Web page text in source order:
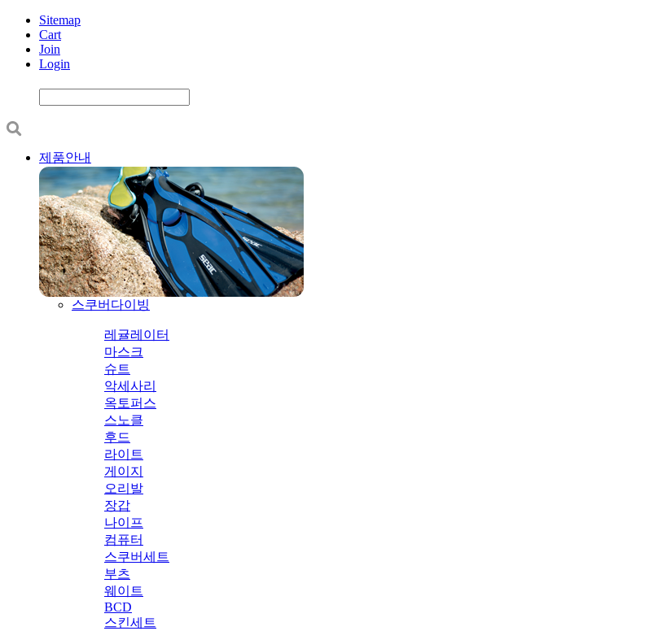
Sitemap
Cart
Join
Login
제품안내
스쿠버다이빙
레귤레이터
마스크
슈트
악세사리
옥토퍼스
스노클
후드
라이트
게이지
오리발
장갑
나이프
컴퓨터
스쿠버세트
부츠
웨이트
BCD
스킨세트